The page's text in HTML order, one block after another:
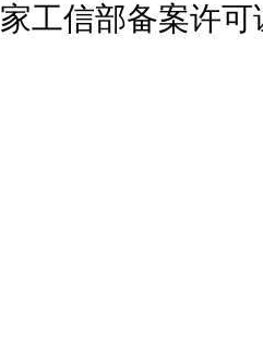
家工信部备案许可